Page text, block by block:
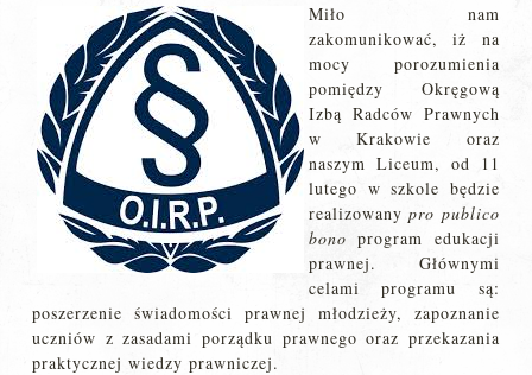
Miło nam
zakomunikować, iż na
mocy porozumienia
pomiędzy Okręgową
Izbą Radców Prawnych
w Krakowie oraz
naszym Liceum, od 11
lutego w szkole będzie
realizowanypro publico
bonoprogram edukacji
prawnej. Głównymi
celami programu są:
poszerzenie świadomości prawnej młodzieży, zapoznanie
uczniów z zasadami porządku prawnego oraz przekazania
praktycznej wiedzy prawniczej.